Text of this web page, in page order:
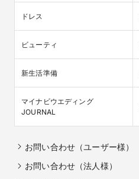
ドレス
ビューティ
新生活準備
マイナビウエディング
JOURNAL
お問い合わせ（ユーザー様）
お問い合わせ（法人様）